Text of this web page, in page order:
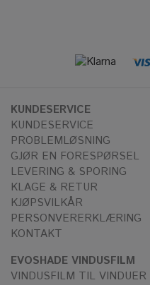
KUNDESERVICE
KUNDESERVICE
PROBLEMLØSNING
GJØR EN FORESPØRSEL
LEVERING & SPORING
KLAGE & RETUR
KJØPSVILKÅR
PERSONVERERKLÆRING
KONTAKT
EVOSHADE VINDUSFILM
VINDUSFILM TIL VINDUER